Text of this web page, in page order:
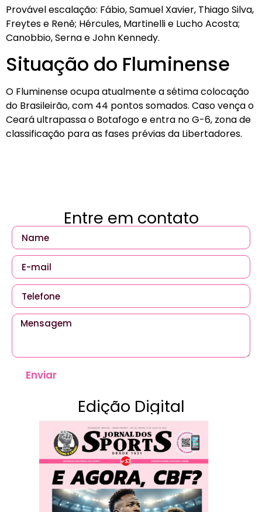
Provável escalação: Fábio, Samuel Xavier, Thiago Silva,
Freytes e Renê; Hércules, Martinelli e Lucho Acosta;
Canobbio, Serna e John Kennedy.
Situação do Fluminense
O Fluminense ocupa atualmente a sétima colocação
do Brasileirão, com 44 pontos somados. Caso vença o
Ceará ultrapassa o Botafogo e entra no G-6, zona de
classificação para as fases prévias da Libertadores.
Entre em contato
Enviar
Edição Digital